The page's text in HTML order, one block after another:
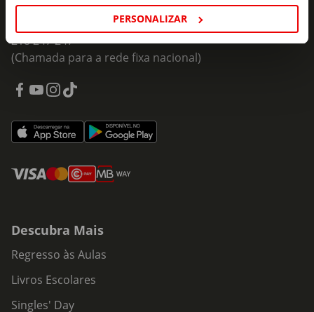
PERSONALIZAR
Formulário de Contacto
218 247 247
(Chamada para a rede fixa nacional)
Descubra Mais
Regresso às Aulas
Livros Escolares
Singles' Day